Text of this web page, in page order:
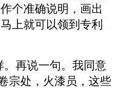
个准确说明，画出
上就可以领到专利
。再说一句。我同意
宗处，火漆员，这些